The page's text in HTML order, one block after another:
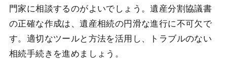
門家に相談するのがよいでしょう。遺産分割協議書
の正確な作成は、遺産相続の円滑な進行に不可欠で
す。適切なツールと方法を活用し、トラブルのない
相続手続きを進めましょう。